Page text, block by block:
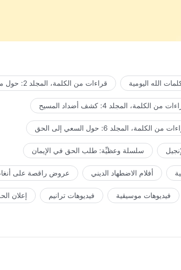
الله اليومية قراءات من الكلمة، المجلد 2: حول معرفة الله
من الكلمة، المجلد 4: كشف أضداد المسيح
من الكلمة، المجلد 6: حول السعي إلى الحق
سلسلة وعظيِّة: طلب الحق في الإيمان
أفلام الاضطهاد الديني عروض راقصة على
فيديوهات موسيقية فيديوهات ترانيم إعلان